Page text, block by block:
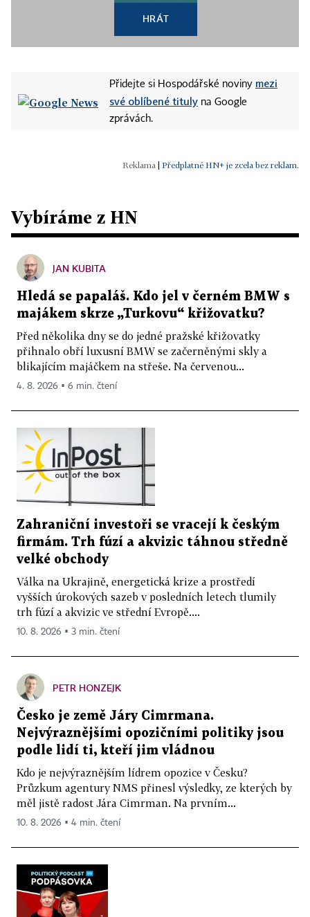
HRÁT
Přidejte si Hospodářské noviny mezi
své oblíbené tituly na Google
zprávách.
Předplatné HN+ je zcela bez reklam.
Vybíráme z HN
JAN KUBITA
Hledá se papaláš. Kdo jel v černém BMW s
majákem skrze „Turkovu“ křižovatku?
Před několika dny se do jedné pražské křižovatky
přihnalo obří luxusní BMW se začerněnými skly a
blikajícím majáčkem na střeše. Na červenou...
4. 8. 2026 ▪ 6 min. čtení
Zahraniční investoři se vracejí k českým
firmám. Trh fúzí a akvizic táhnou středně
velké obchody
Válka na Ukrajině, energetická krize a prostředí
vyšších úrokových sazeb v posledních letech tlumily
trh fúzí a akvizic ve střední Evropě....
10. 8. 2026 ▪ 3 min. čtení
PETR HONZEJK
Česko je země Járy Cimrmana.
Nejvýraznějšími opozičními politiky jsou
podle lidí ti, kteří jim vládnou
Kdo je nejvýraznějším lídrem opozice v Česku?
Průzkum agentury NMS přinesl výsledky, ze kterých by
měl jistě radost Jára Cimrman. Na prvním...
10. 8. 2026 ▪ 4 min. čtení